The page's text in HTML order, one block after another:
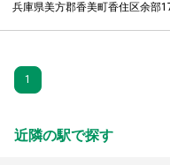
兵庫県美方郡香美町香住区余部
1
近隣の駅で探す